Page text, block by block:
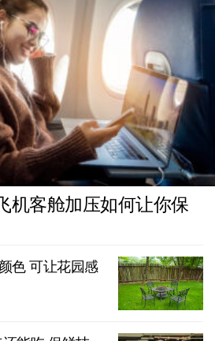
机客舱加压如何让你保
色 可让花园感